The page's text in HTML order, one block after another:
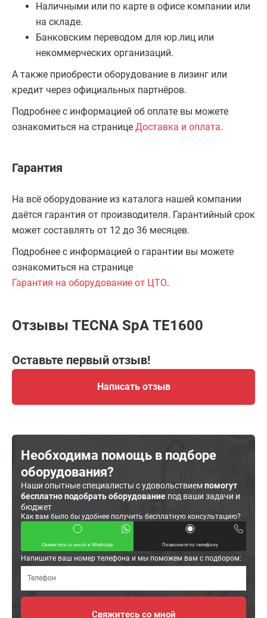
Наличными или по карте в офисе компании или
на складе.
Банковским переводом для юр.лиц или
некоммерческих организаций.
А также приобрести оборудование в лизинг или
кредит через официальных партнёров.
Подробнее с информацией об оплате вы можете
ознакомиться на странице Доставка и оплата.
Гарантия
На всё оборудование из каталога нашей компании
даётся гарантия от производителя. Гарантийный срок
может составлять от 12 до 36 месяцев.
Подробнее с информацией о гарантии вы можете
ознакомиться на странице
Гарантия на оборудование от ЦТО.
Отзывы TECNA SpA ТЕ1600
Оставьте первый отзыв!
Написать отзыв
Необходима помощь в подборе
оборудования?
Наши опытные специалисты с удовольствиемпомогут
бесплатно подобрать оборудование под ваши задачи и
бюджет
Как вам было бы удобнее получить бесплатную консультацию?
Свяжитесь со мной в WhatsApp Позвоните по телефону
Напишите ваш номер телефона и мы поможем вам с подбором: